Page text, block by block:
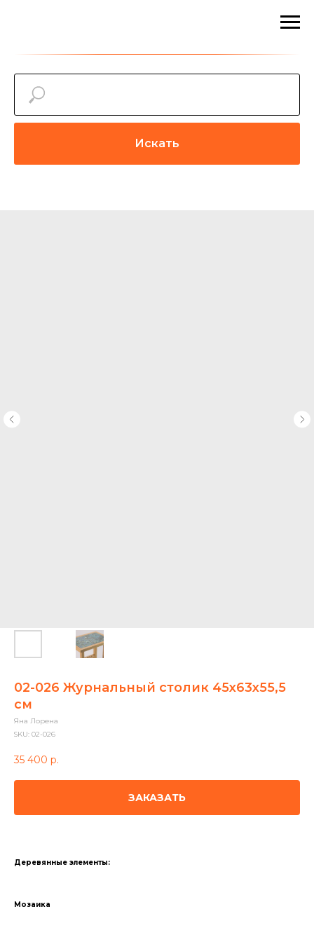
Искать
02-026 Журнальный столик 45х63х55,5
см
Яна Лорена
SKU: 02-026
35 400 р.
ЗАКАЗАТЬ
Деревянные элементы:
Мозаика